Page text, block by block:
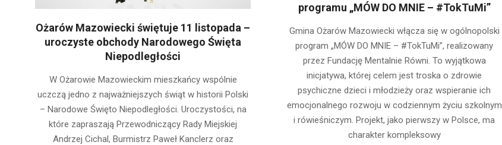
Ożarów Mazowiecki świętuje 11 listopada –
uroczyste obchody Narodowego Święta
Niepodległości
06
W Ożarowie Mazowieckim mieszkańcy wspólnie
uczczą jedno z najważniejszych świąt w historii Polski
– Narodowe Święto Niepodległości. Uroczystości, na
które zapraszają Przewodniczący Rady Miejskiej
Andrzej Cichal, Burmistrz Paweł Kanclerz oraz
programu „MÓW DO MNIE – #TokTuMi”
10-
Gmina Ożarów Mazowiecki włącza się w ogólnopolski
program „MÓW DO MNIE – #TokTuMi”, realizowany
przez Fundację Mentalnie Równi. To wyjątkowa
inicjatywa, której celem jest troska o zdrowie
psychiczne dzieci i młodzieży oraz wspieranie ich
emocjonalnego rozwoju w codziennym życiu szkolnym
i rówieśniczym. Projekt, jako pierwszy w Polsce, ma
charakter kompleksowy